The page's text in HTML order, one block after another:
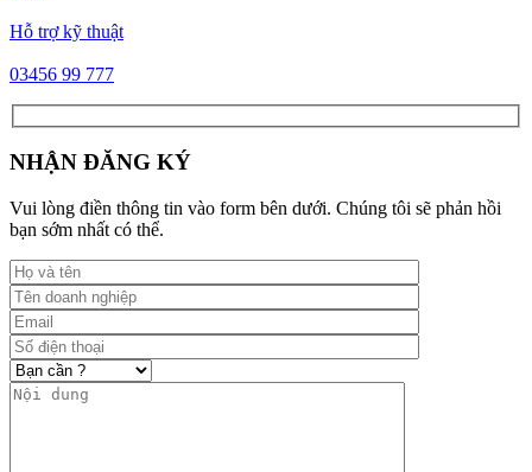
Hỗ trợ kỹ thuật
03456 99 777
NHẬN ĐĂNG KÝ
Vui lòng điền thông tin vào form bên dưới. Chúng tôi sẽ phản hồi
bạn sớm nhất có thể.